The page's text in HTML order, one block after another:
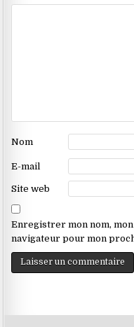
Nom
E-mail
Site web
Enregistrer mon nom,
navigateur pour mon